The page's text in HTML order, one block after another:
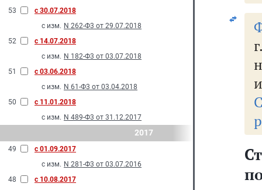
53
с 30.07.2018
с изм. N 262-Ф3 от 29.07.2018
52
с 14.07.2018
с изм. N 182-Ф3 от 03.07.2018
51
с 03.06.2018
с изм. N 61-Ф3 от 03.04.2018
50
с 11.01.2018
с изм. N 489-Ф3 от 31.12.2017
2017
49
с 01.09.2017
с изм. N 281-Ф3 от 03.07.2016
48
с 10.08.2017